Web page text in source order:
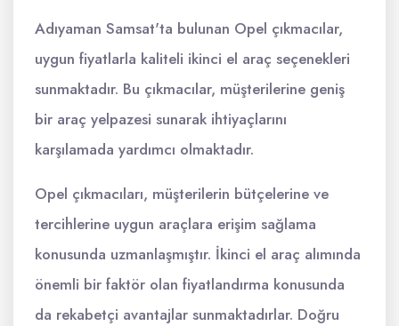
Adıyaman Samsat'ta bulunan Opel çıkmacılar,
uygun fiyatlarla kaliteli ikinci el araç seçenekleri
sunmaktadır. Bu çıkmacılar, müşterilerine geniş
bir araç yelpazesi sunarak ihtiyaçlarını
karşılamada yardımcı olmaktadır.
Opel çıkmacıları, müşterilerin bütçelerine ve
tercihlerine uygun araçlara erişim sağlama
konusunda uzmanlaşmıştır. İkinci el araç alımında
önemli bir faktör olan fiyatlandırma konusunda
da rekabetçi avantajlar sunmaktadırlar. Doğru